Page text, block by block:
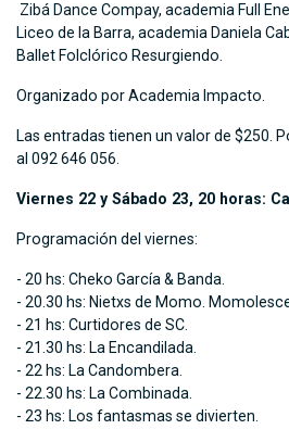
Zibá Dance Compay, academia Full
Liceo de la Barra, academia Daniela
Ballet Folclórico Resurgiendo.
Organizado por Academia Impacto.
Las entradas tienen un valor de $250.
al 092 646 056.
Viernes 22 y Sábado 23, 20 horas:
Programación del viernes:
- 20 hs: Cheko García & Banda.
- 20.30 hs: Nietxs de Momo.
- 21 hs: Curtidores de SC.
- 21.30 hs: La Encandilada.
- 22 hs: La Candombera.
- 22.30 hs: La Combinada.
- 23 hs: Los fantasmas se divierten.